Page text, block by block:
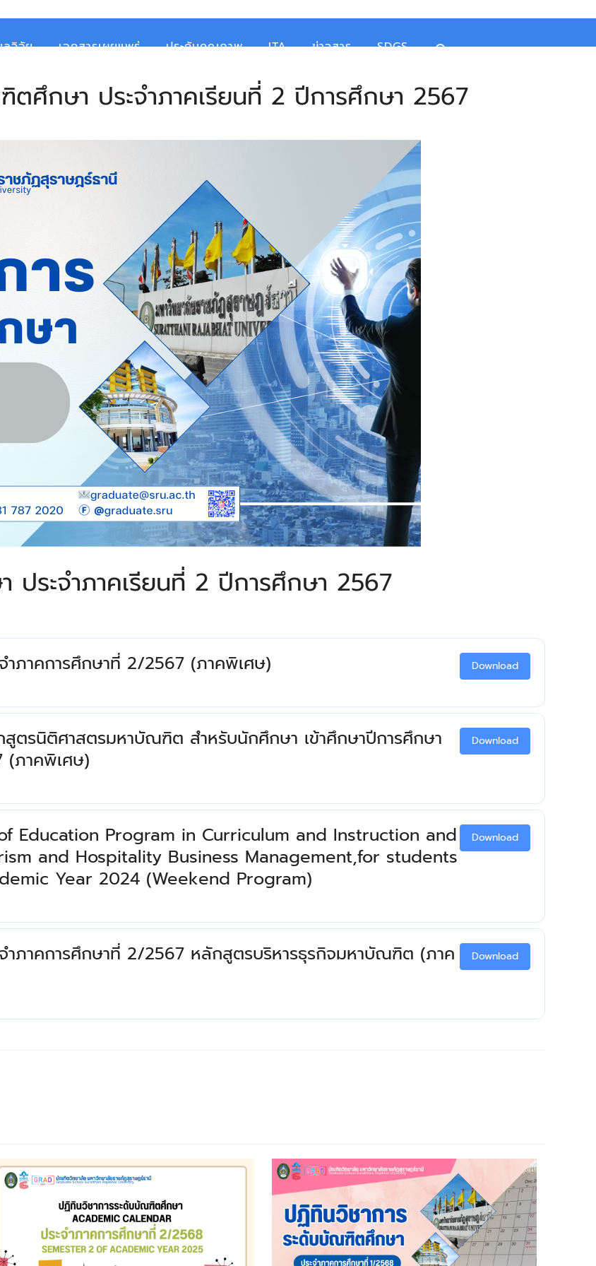
ลวิจัย เอกสารเผยแพร่ ประกันคุณภาพ ITA ข่าวสาร SDGS
ศึกษา ประจําภาคเรียนที่ 2 ปีการศึกษา 2567
ระจําภาคเรียนที่ 2 ปีการศึกษา 2567
ภาคการศึกษาที่ 2/2567 (ภาคพิเศษ) Download
ตรนิติศาสตรมหาบัณฑิต สําหรับนักศึกษา เข้าศึกษาปีการศึกษา
(ภาคพิเศษ)
Download
Education Program in Curriculum and Instruction and
and Hospitality Business Management,for students
Year 2024 (Weekend Program)
Download
ภาคการศึกษาที่ 2/2567 หลักสูตรบริหารธุรกิจมหาบัณฑิต (ภาค
Download